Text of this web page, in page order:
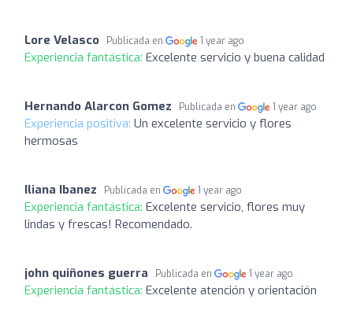
Lore Velasco Publicada en 1 year ago
Experiencia fantástica: Excelente servicio y buena calidad
Hernando Alarcon Gomez Publicada en 1 year ago
Experiencia positiva: Un excelente servicio y flores
hermosas
Iliana Ibanez Publicada en 1 year ago
Experiencia fantástica: Excelente servicio, flores muy
lindas y frescas! Recomendado.
john quiñones guerra Publicada en 1 year ago
Experiencia fantástica: Excelente atención y orientación